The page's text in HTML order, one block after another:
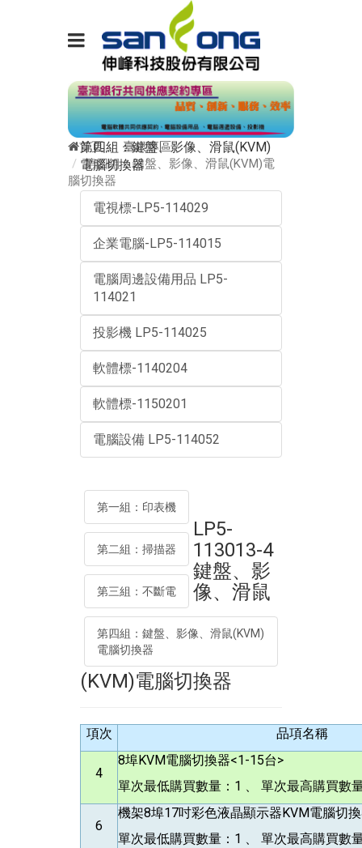
首頁
臺銀專區
第四組：鍵盤、影像、滑鼠(KVM)電
腦切換器
第四組：鍵盤、影像、滑鼠(KVM)
電腦切換器
電視標-LP5-114029
企業電腦-LP5-114015
電腦周邊設備用品 LP5-
114021
投影機 LP5-114025
軟體標-1140204
軟體標-1150201
電腦設備 LP5-114052
第一組：印表機
第二組：掃描器
第三組：不斷電
第四組：鍵盤、影像、滑鼠(KVM)
電腦切換器
LP5-
113013-4
鍵盤、影
像、滑鼠
(KVM)電腦切換器
項次 品項名稱
4
8埠KVM電腦切換器<1-15台>
單次最低購買數量：1 、 單次最高購買數
6
機架8埠17吋彩色液晶顯示器KVM電腦切
單次最低購買數量：1 、 單次最高購買數